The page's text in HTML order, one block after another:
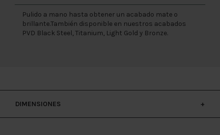
Pulido a mano hasta obtener un acabado mate o
brillante.También disponible en nuestros acabados
PVD Black Steel, Titanium, Light Gold y Bronze.
DIMENSIONES